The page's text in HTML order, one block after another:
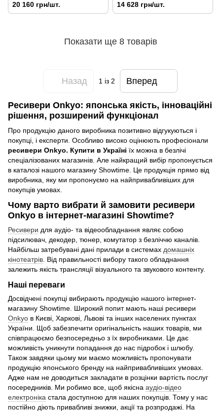
20 160 грн/шт. 14 628 грн/шт.
Показати ще 8 товарів
Назад 1 із 2 Вперед
Ресивери Onkyo: японська якість, інноваційні
рішення, розширений функціонал
Про продукцію даного виробника позитивно відгукуються і
покупці, і експерти. Особливо високо оцінюють професіонали
ресивери Onkyo. Купити в Україні їх можна в безлічі
спеціалізованих магазинів. Але найкращий вибір пропонується
в каталозі нашого магазину Showtime. Це продукція прямо від
виробника, яку ми пропонуємо на найпривабливіших для
покупців умовах.
Чому варто вибрати й замовити ресивери
Onkyo в інтернет-магазині Showtime?
Ресивери для аудіо- та відеообладнання являє собою
підсилювач, декодер, тюнер, комутатор з безліччю каналів.
Найбільш затребувані дані прилади в системах домашніх
кінотеатрів. Від правильності вибору такого обладнання
залежить якість трансляції візуального та звукового контенту.
Наші переваги
Досвідчені покупці вибирають продукцію нашого інтернет-
магазину Showtime. Широкий попит мають наші ресивери
Onkyo в Києві, Харкові, Львові та інших населених пунктах
України. Щоб забезпечити оригінальність наших товарів, ми
співпрацюємо безпосередньо з їх виробниками. Це дає
можливість уникнути попадання до нас підробок і шлюбу.
Також завдяки цьому ми маємо можливість пропонувати
продукцію японського бренду на найпривабливіших умовах.
Адже нам не доводиться закладати в розцінки вартість послуг
посередників. Ми робимо все, щоб якісна аудіо-відео
електроніка стала доступною для наших покупців. Тому у нас
постійно діють привабливі знижки, акції та розпродажі. На